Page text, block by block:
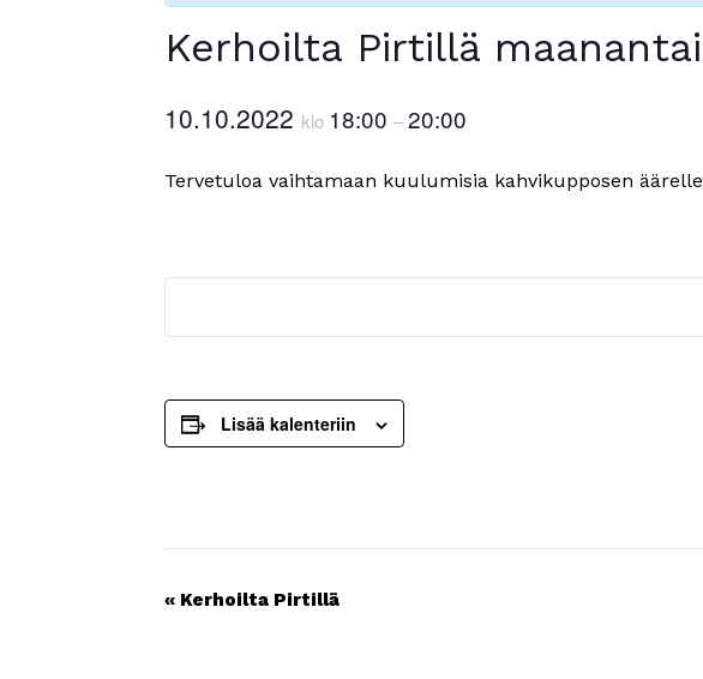
Kerhoilta Pirtillä
10.10.2022 klo 18:00 –20:00
Tervetuloa vaihtamaan kuulumisia kahvikupposen
Lisää kalenteriin
Tapahtuma
« Kerhoilta Pirtillä